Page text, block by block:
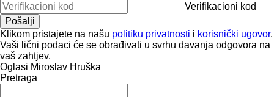
Verifikacioni kod
Klikom pristajete na našu politiku privatnosti i korisnički ugovor.
Vaši lični podaci će se obrađivati ​​u svrhu davanja odgovora na
vaš zahtjev.
Oglasi Miroslav Hruška
Pretraga